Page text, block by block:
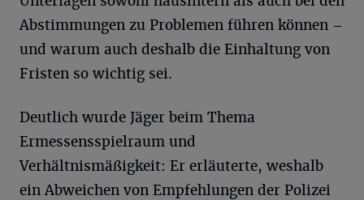
Abstimmungen zu Problemen führen können –
und warum auch deshalb die Einhaltung von
Fristen so wichtig sei.
Deutlich wurde Jäger beim Thema
Ermessensspielraum und
Verhältnismäßigkeit: Er erläuterte, weshalb
ein Abweichen von Empfehlungen der Polizei